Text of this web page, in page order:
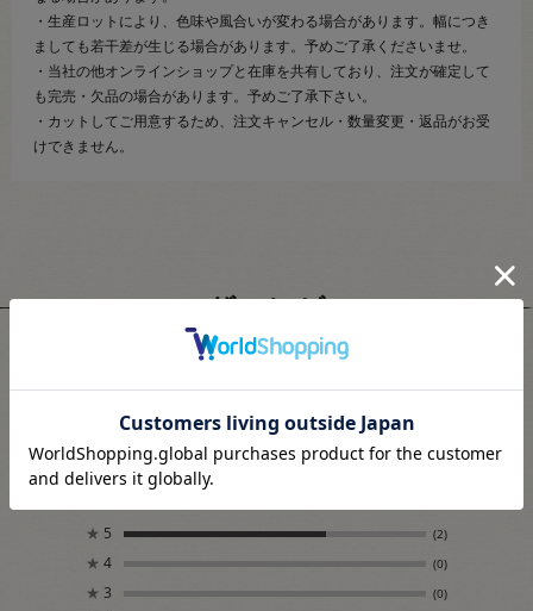
・生産ロットにより、色味や風合いが変わる場合があります。幅につき
ましても若干差が生じる場合があります。予めご了承くださいませ。
・当社の他オンラインショップと在庫を共有しており、注文が確定して
も完売・欠品の場合があります。予めご了承下さい。
・カットしてご用意するため、注文キャンセル・数量変更・返品がお受
けできません。
ユーザーレビュー
3.7
レビュー件数：
★ 5 (2)
★ 4 (0)
★ 3 (0)